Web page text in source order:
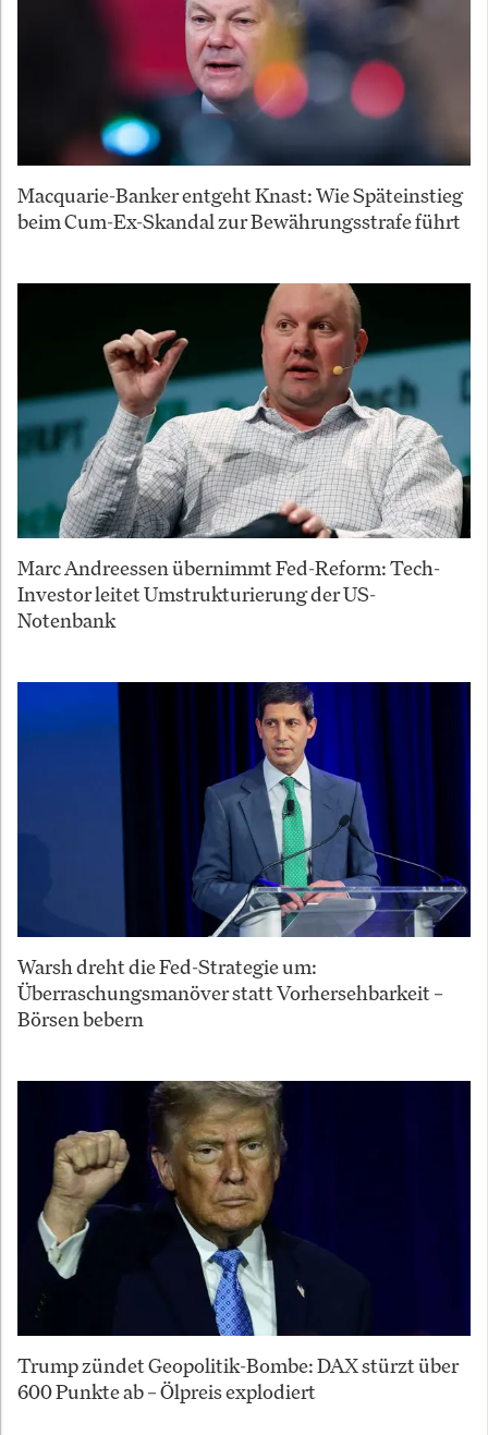
Macquarie-Banker entgeht Knast: Wie Späteinstieg
beim Cum-Ex-Skandal zur Bewährungsstrafe führt
Marc Andreessen übernimmt Fed-Reform: Tech-
Investor leitet Umstrukturierung der US-
Notenbank
Warsh dreht die Fed-Strategie um:
Überraschungsmanöver statt Vorhersehbarkeit –
Börsen bebern
Trump zündet Geopolitik-Bombe: DAX stürzt über
600 Punkte ab – Ölpreis explodiert